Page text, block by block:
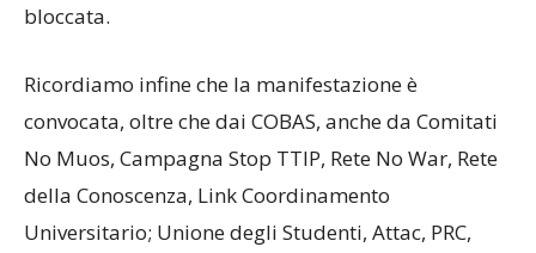
bloccata.
Ricordiamo infine che la manifestazione è
convocata, oltre che dai COBAS, anche da Comitati
No Muos, Campagna Stop TTIP, Rete No War, Rete
della Conoscenza, Link Coordinamento
Universitario; Unione degli Studenti, Attac, PRC,